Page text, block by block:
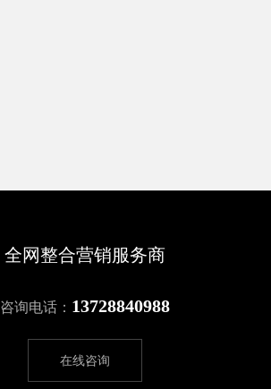
全网整合营销服务商
咨询电话： 13728840988
在线咨询